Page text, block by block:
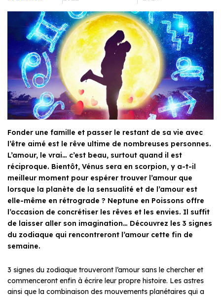
Fonder une famille et passer le restant de sa vie avec
l’être aimé est le rêve ultime de nombreuses personnes.
L’amour, le vrai… c’est beau, surtout quand il est
réciproque. Bientôt, Vénus sera en scorpion, y a-t-il
meilleur moment pour espérer trouver l’amour que
lorsque la planète de la sensualité et de l’amour est
elle-même en rétrograde ? Neptune en Poissons offre
l’occasion de concrétiser les rêves et les envies. Il suffit
de laisser aller son imagination… Découvrez les 3 signes
du zodiaque qui rencontreront l’amour cette fin de
semaine.
3 signes du zodiaque trouveront l’amour sans le chercher et
commenceront enfin à écrire leur propre histoire. Les astres
ainsi que la combinaison des mouvements planétaires qui a